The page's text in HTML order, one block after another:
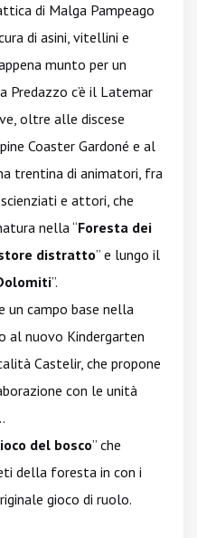
di Malga Pampeago
di asini, vitellini e
munto per un
Predazzo c’è il Latemar
oltre alle discese
Coaster Gardoné e al
trentina di animatori, fra
e attori, che
nella “Foresta dei
distratto” e lungo il
”.
un campo base nella
al nuovo Kindergarten
Castelir, che propone
con le unità
del bosco” che
della foresta in con i
gioco di ruolo.